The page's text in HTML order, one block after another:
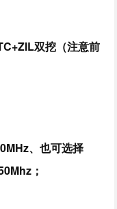
双挖（注意前
、也可选择
；